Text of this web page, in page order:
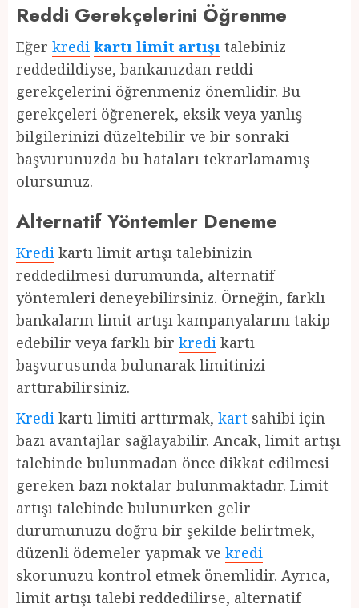
Reddi Gerekçelerini Öğrenme
Eğer kredi kartı limit artışı talebiniz
reddedildiyse, bankanızdan reddi
gerekçelerini öğrenmeniz önemlidir. Bu
gerekçeleri öğrenerek, eksik veya yanlış
bilgilerinizi düzeltebilir ve bir sonraki
başvurunuzda bu hataları tekrarlamamış
olursunuz.
Alternatif Yöntemler Deneme
Kredi kartı limit artışı talebinizin
reddedilmesi durumunda, alternatif
yöntemleri deneyebilirsiniz. Örneğin, farklı
bankaların limit artışı kampanyalarını takip
edebilir veya farklı bir kredi kartı
başvurusunda bulunarak limitinizi
arttırabilirsiniz.
Kredi kartı limiti arttırmak, kart sahibi için
bazı avantajlar sağlayabilir. Ancak, limit artışı
talebinde bulunmadan önce dikkat edilmesi
gereken bazı noktalar bulunmaktadır. Limit
artışı talebinde bulunurken gelir
durumunuzu doğru bir şekilde belirtmek,
düzenli ödemeler yapmak ve kredi
skorunuzu kontrol etmek önemlidir. Ayrıca,
limit artışı talebi reddedilirse, alternatif